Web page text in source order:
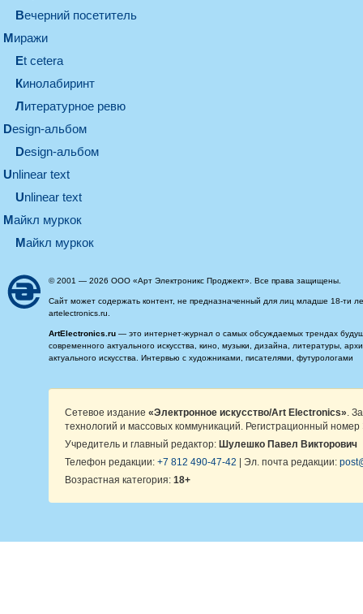
вечерний посетитель
миражи
et cetera
кинолабиринт
литературное ревю
design-альбом
design-альбом
unlinear text
Unlinear text
майкл муркок
майкл муркок
© 2001 — 2026 ООО «Арт Электроникс Проджект». Все права защищены.
Сайт может содержать контент, не предназначенный для лиц младше 18-ти
artelectronics.ru.
ArtElectronics.ru — это интернет-журнал о самых обсуждаемых трендах
современного актуального искусства, кино, музыки, дизайна, литературы,
актуального искусства. Интервью с художниками, писателями, футурологами
Сетевое издание «Электронное искусство/Art Electronics» .
технологий и массовых коммуникаций. Регистрационный
Учредитель и главный редактор: Шулешко Павел Викторович
Телефон редакции: +7 812 490-47-42 | Эл. почта редакции:
Возрастная категория: 18+